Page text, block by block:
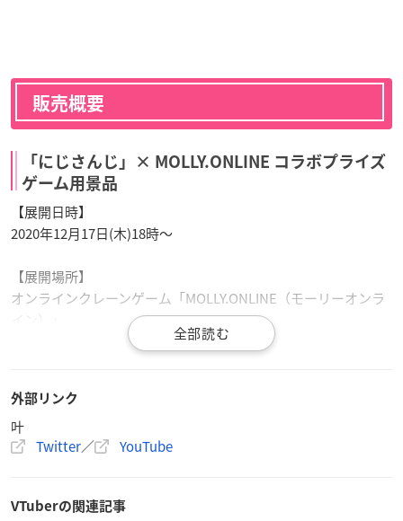
販売概要
「にじさんじ」× MOLLY.ONLINE コラボプライズ
ゲーム用景品
【展開日時】
2020年12月17日(木)18時〜
【展開場所】
オンラインクレーンゲーム「MOLLY.ONLINE（モーリーオンラ
（計4アイテム）
※尚、獲得いただいた景品は製造の都合上発送が2021年3月以
降となる見込みです。
外部リンク
叶
Twitter／ YouTube
VTuberの関連記事